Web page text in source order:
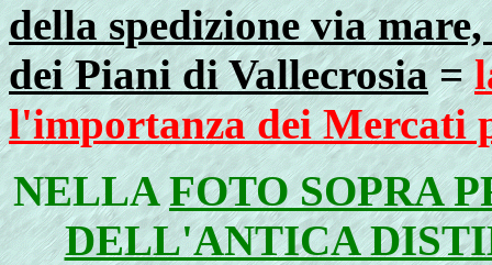
della spedizione via
dei Piani di Vallecrosia=
l'importanza dei Mercati
NELLAFOTO SOPRA
DELL'ANTICA